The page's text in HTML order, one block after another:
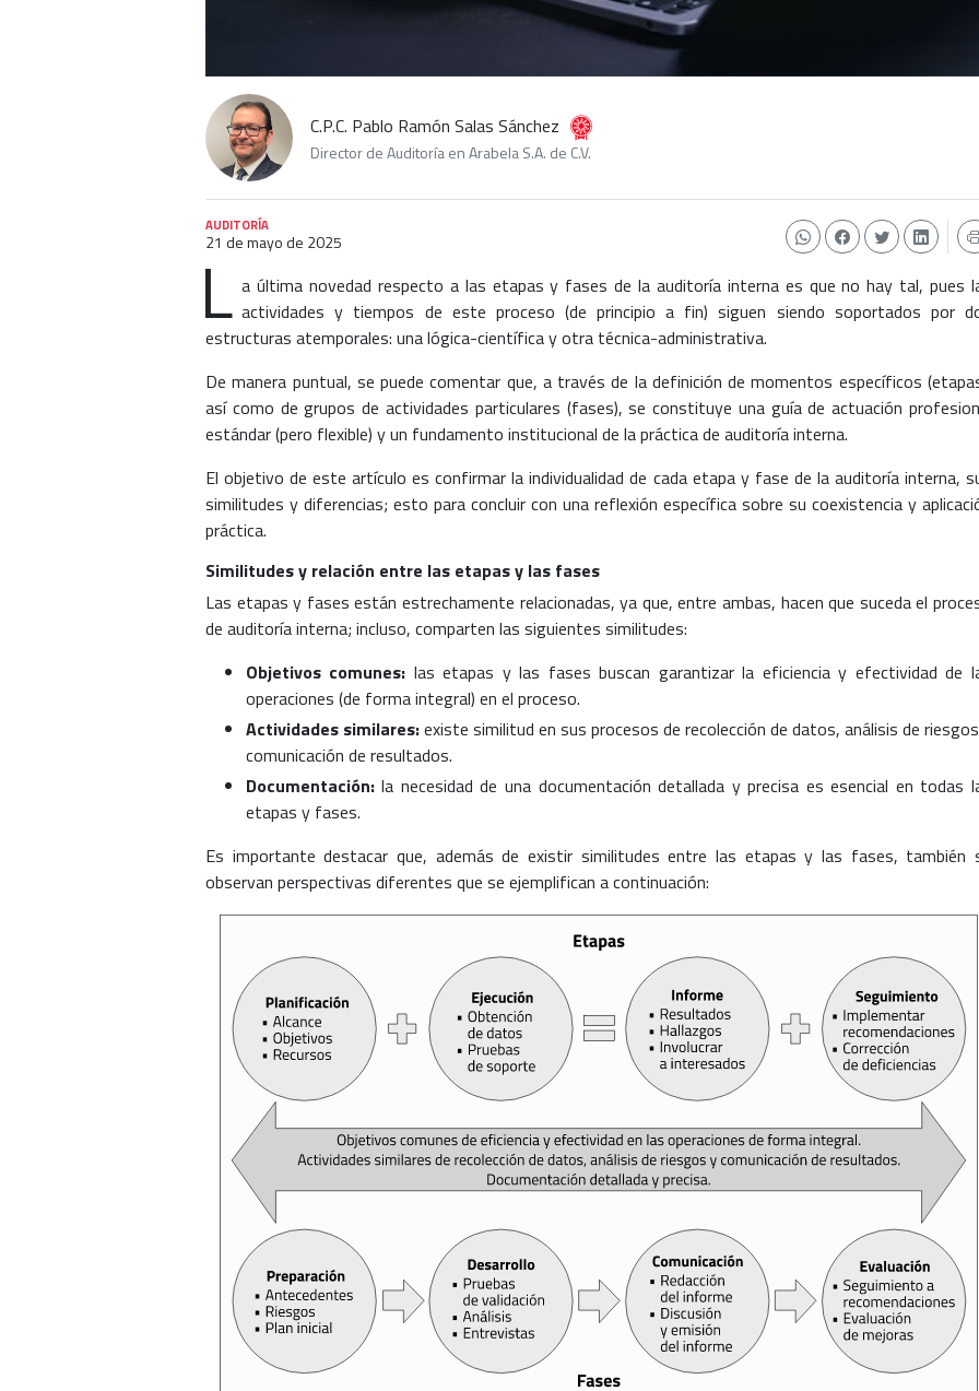
C.P.C. Pablo Ramón Salas Sánchez
Director de Auditoría en Arabela S.A. de C.V.
AUDITORÍA
21 de mayo de 2025
L a última novedad respecto a las etapas y fases de la auditoría interna es que no hay tal, pues
actividades y tiempos de este proceso (de principio a fin) siguen siendo soportados por
estructuras atemporales: una lógica-científica y otra técnica-administrativa.
De manera puntual, se puede comentar que, a través de la definición de momentos específicos
así como de grupos de actividades particulares (fases), se constituye una guía de actuación
estándar (pero flexible) y un fundamento institucional de la práctica de auditoría interna.
El objetivo de este artículo es confirmar la individualidad de cada etapa y fase de la auditoría interna,
similitudes y diferencias; esto para concluir con una reflexión específica sobre su coexistencia y
práctica.
Similitudes y relación entre las etapas y las fases
Las etapas y fases están estrechamente relacionadas, ya que, entre ambas, hacen que suceda el
de auditoría interna; incluso, comparten las siguientes similitudes:
Objetivos comunes: las etapas y las fases buscan garantizar la eficiencia y efectividad de
operaciones (de forma integral) en el proceso.
Actividades similares:existe similitud en sus procesos de recolección de datos, análisis de
comunicación de resultados.
Documentación:la necesidad de una documentación detallada y precisa es esencial en todas
etapas y fases.
Es importante destacar que, además de existir similitudes entre las etapas y las fases, también
observan perspectivas diferentes que se ejemplifican a continuación: